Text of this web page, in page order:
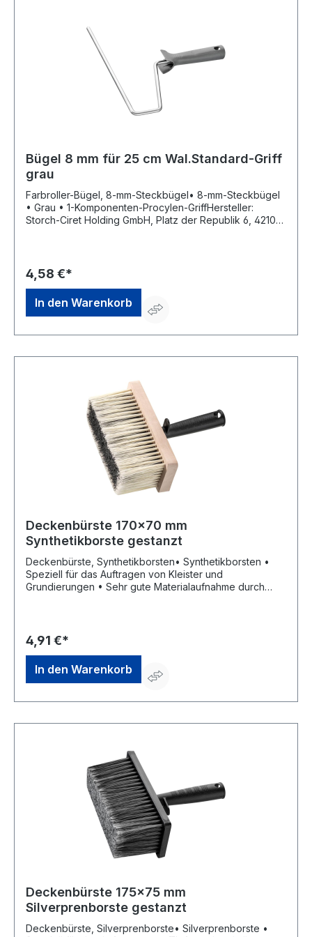
Bügel 8 mm für 25 cm Wal.Standard-Griff
grau
Farbroller-Bügel, 8-mm-Steckbügel• 8-mm-Steckbügel
• Grau • 1-Komponenten-Procylen-GriffHersteller:
Storch-Ciret Holding GmbH, Platz der Republik 6, 42107
4,58 €*
In den Warenkorb
Deckenbürste 170x70 mm
Synthetikborste gestanzt
Deckenbürste, Synthetikborsten• Synthetikborsten •
Speziell für das Auftragen von Kleister und
Grundierungen • Sehr gute Materialaufnahme durch
GmbH, Platz der Republik 6, 42107 Wuppertal, DE,
+4920249200, info@storch.de
4,91 €*
In den Warenkorb
Deckenbürste 175x75 mm
Silverprenborste gestanzt
Deckenbürste, Silverprenborste• Silverprenborste •